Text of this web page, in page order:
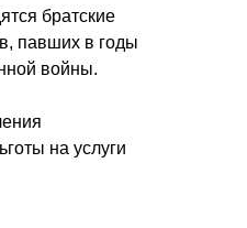
братские
павших в годы
войны.
на услуги